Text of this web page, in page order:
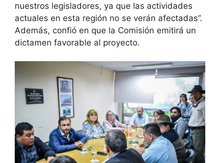
nuestros legisladores, ya que las actividades
actuales en esta región no se verán afectadas”.
Además, confió en que la Comisión emitirá un
dictamen favorable al proyecto.